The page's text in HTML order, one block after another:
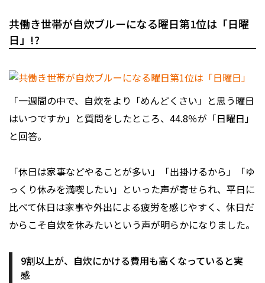
共働き世帯が自炊ブルーになる曜日第1位は「日曜
日」!?
「一週間の中で、自炊をより「めんどくさい」と思う曜日
はいつですか」と質問をしたところ、44.8％が「日曜日」
と回答。
「休日は家事などやることが多い」「出掛けるから」「ゆ
っくり休みを満喫したい」といった声が寄せられ、平日に
比べて休日は家事や外出による疲労を感じやすく、休日だ
からこそ自炊を休みたいという声が明らかになりました。
9割以上が、自炊にかける費用も高くなっていると実
感